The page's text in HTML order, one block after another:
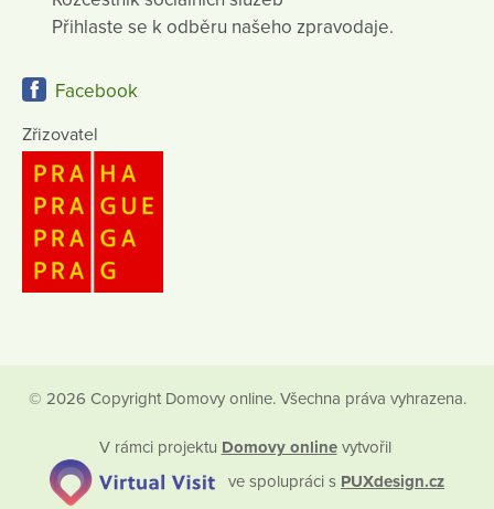
Přihlaste se k odběru našeho zpravodaje.
Facebook
Zřizovatel
© 2026 Copyright Domovy online. Všechna práva vyhrazena.
V rámci projektu Domovy onlinevytvořil
ve spolupráci s PUXdesign.cz